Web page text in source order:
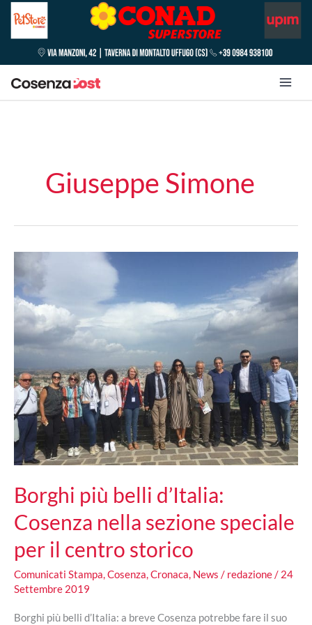
Giuseppe Simone
Borghi più belli d’Italia:
Cosenza nella sezione speciale
per il centro storico
Comunicati Stampa,Cosenza,Cronaca, News / redazione/ 24
Settembre 2019
Borghi più belli d’Italia: a breve Cosenza potrebbe fare il suo